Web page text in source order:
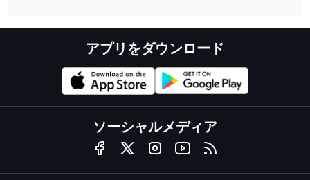
アプリをダウンロード
ソーシャルメディア